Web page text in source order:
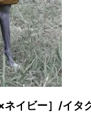
ネイビー］/イタ